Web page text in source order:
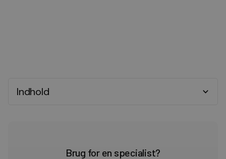
Indhold
Brug for en specialist?